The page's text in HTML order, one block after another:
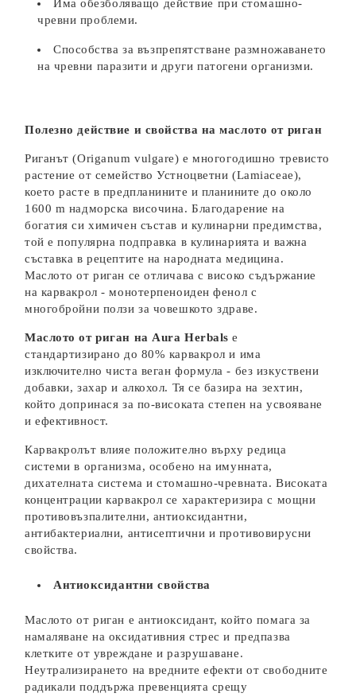
Има обезболяващо действие при стомашно-
чревни проблеми.
Способства за възпрепятстване размножаването
на чревни паразити и други патогени организми.
Полезно действие и свойства на маслото от риган
Риганът (Origanum vulgare) е многогодишно тревисто
растение от семейство Устноцветни (Lamiaceae),
което расте в предпланините и планините до около
1600 m надморска височина. Благодарение на
богатия си химичен състав и кулинарни предимства,
той е популярна подправка в кулинарията и важна
съставка в рецептите на народната медицина.
Маслото от риган се отличава с високо съдържание
на карвакрол - монотерпеноиден фенол с
многобройни ползи за човешкото здраве.
Маслото от риган на Aura Herbalsе
стандартизирано до 80% карвакрол и има
изключително чиста веган формула - без изкуствени
добавки, захар и алкохол. Тя се базира на зехтин,
който допринася за по-високата степен на усвояване
и ефективност.
Карвакролът влияе положително върху редица
системи в организма, особено на имунната,
дихателната система и стомашно-чревната. Високата
концентрации карвакрол се характеризира с мощни
противовъзпалителни, антиоксидантни,
антибактериални, антисептични и противовирусни
свойства.
Антиоксидантни свойства
Маслото от риган е антиоксидант, който помага за
намаляване на оксидативния стрес и предпазва
клетките от увреждане и разрушаване.
Неутрализирането на вредните ефекти от свободните
радикали поддържа превенцията срещу